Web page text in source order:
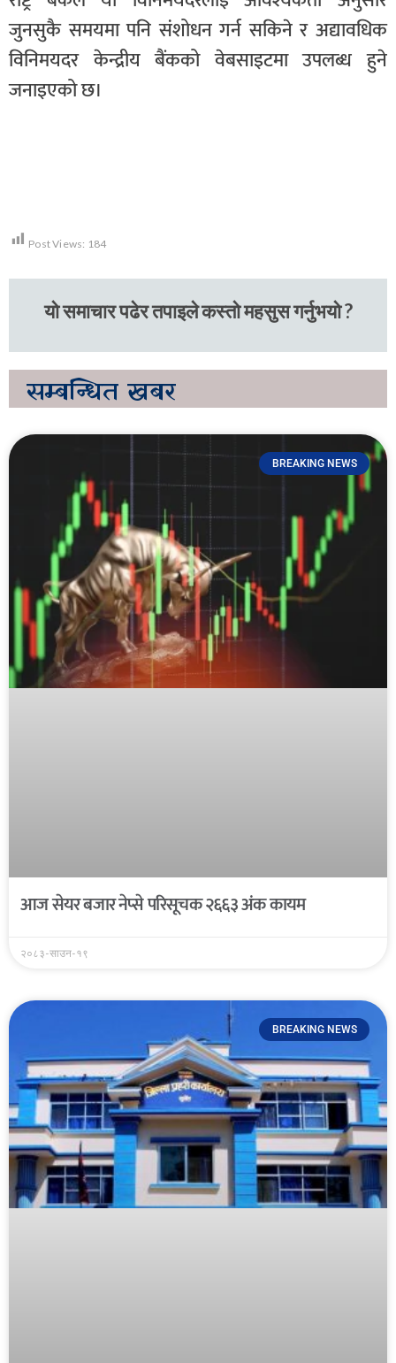
जुनसुकै समयमा पनि संशोधन गर्न सकिने र अद्यावधिक
विनिमयदर केन्द्रीय बैंकको वेबसाइटमा उपलब्ध हुने
जनाइएको छ।
Post Views: 184
यो समाचार पढेर तपाइले कस्तो महसुस गर्नुभयो ?
सम्बन्धित खबर
BREAKING NEWS
आज सेयर बजार नेप्से परिसूचक २६६३ अंक कायम
२०८३-साउन-१९
BREAKING NEWS